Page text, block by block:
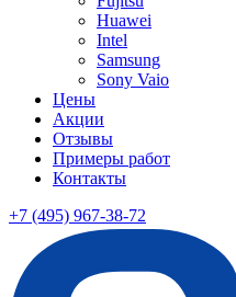
Huawei
Intel
Samsung
Sony Vaio
Цены
Акции
Отзывы
Примеры работ
Контакты
+7 (495) 967-38-72